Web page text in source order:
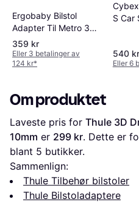
Ergobaby Bilstol
Adapter Til Metro 3
Reisevogn
359 kr
Eller 3 betalinger av
124 kr*
S Car
540 kr
Eller 6
Om produktet
Laveste pris for Thule 3D
10mm er 299 kr. Dette er
blant 5 butikker.
Sammenlign:
Thule Tilbehør bilstoler
Thule Bilstoladaptere